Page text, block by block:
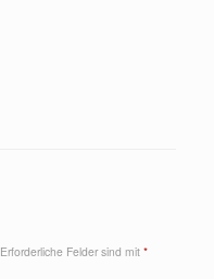
Erforderliche Felder sind mit *